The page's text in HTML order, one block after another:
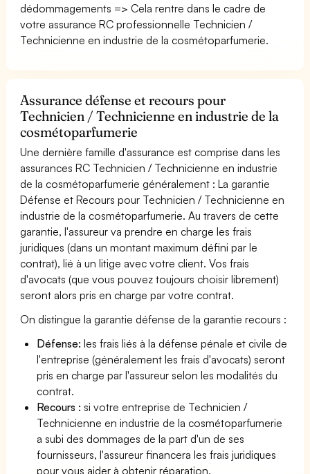
dédommagements => Cela rentre dans le cadre de
votre assurance RC professionnelle Technicien /
Technicienne en industrie de la cosmétoparfumerie.
Assurance défense et recours pour
Technicien / Technicienne en industrie de la
cosmétoparfumerie
Une dernière famille d'assurance est comprise dans les
assurances RC Technicien / Technicienne en industrie
de la cosmétoparfumerie généralement : La garantie
Défense et Recours pour Technicien / Technicienne en
industrie de la cosmétoparfumerie. Au travers de cette
garantie, l'assureur va prendre en charge les frais
juridiques (dans un montant maximum défini par le
contrat), lié à un litige avec votre client. Vos frais
d'avocats (que vous pouvez toujours choisir librement)
seront alors pris en charge par votre contrat.
On distingue la garantie défense de la garantie recours :
Défense: les frais liés à la défense pénale et civile de
l'entreprise (généralement les frais d'avocats) seront
pris en charge par l'assureur selon les modalités du
contrat.
Recours : si votre entreprise de Technicien /
Technicienne en industrie de la cosmétoparfumerie
a subi des dommages de la part d'un de ses
fournisseurs, l'assureur financera les frais juridiques
pour vous aider à obtenir réparation.